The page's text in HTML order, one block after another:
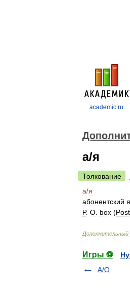
academic.ru
а/я
Толкование
а/я
абонентский
P. O box (Post
Дополнительный
Игры ⚽
А/О